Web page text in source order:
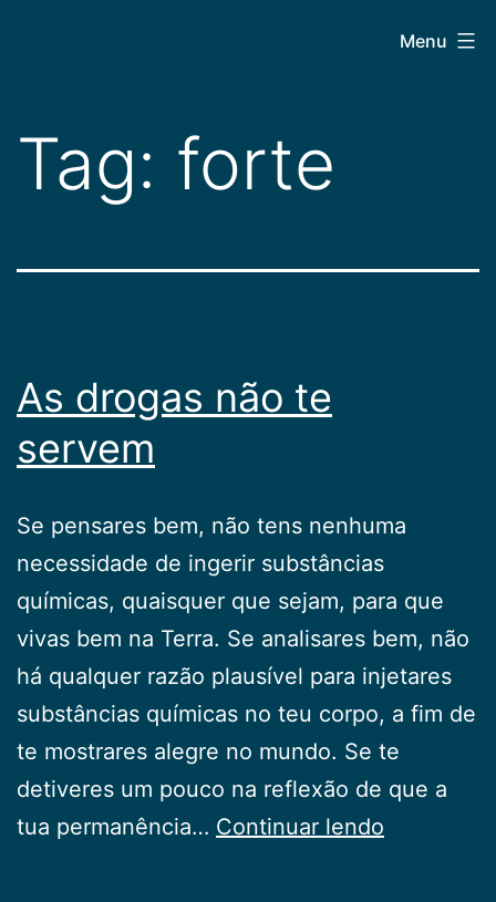
conteúdo
Menu
Tag: forte
As drogas não te
servem
Se pensares bem, não tens nenhuma
necessidade de ingerir substâncias
químicas, quaisquer que sejam, para que
vivas bem na Terra. Se analisares bem, não
há qualquer razão plausível para injetares
substâncias químicas no teu corpo, a fim de
te mostrares alegre no mundo. Se te
detiveres um pouco na reflexão de que a
tua permanência… Continuar lendo